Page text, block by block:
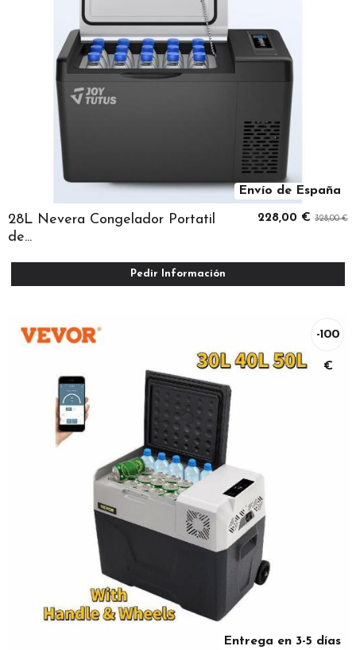
Envío de España
28L Nevera Congelador Portatil
de...
228,00 € 328,00 €
Pedir Información
Entrega en 3-5 días
-100
€